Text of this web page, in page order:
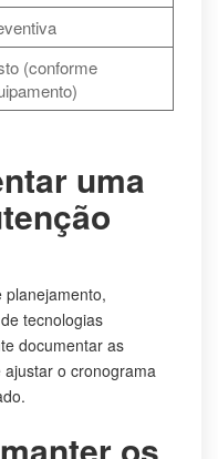
(conforme
uma
planejamento,
tecnologias
documentar as
o cronograma
os